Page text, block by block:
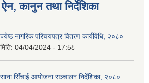
ऐन, कानुन तथा निर्देशिका
ज्येष्ठ नागरिक परिचयपत्र वितरण कार्यविधि, २०८०
मिति: 04/04/2024 - 17:58
साना सिँचाई आयोजना सञ्चालन निर्देशिका, २०८०